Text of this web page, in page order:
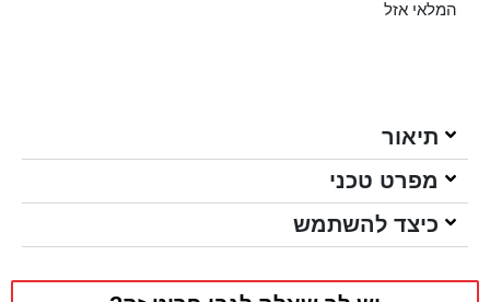
המלאי אזל
תיאור
מפרט טכני
כיצד להשתמש